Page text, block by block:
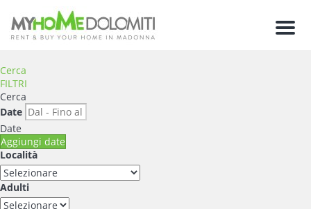
Menu
Cerca
FILTRI
Cerca
Date
Date
Aggiungi date
Località
Adulti